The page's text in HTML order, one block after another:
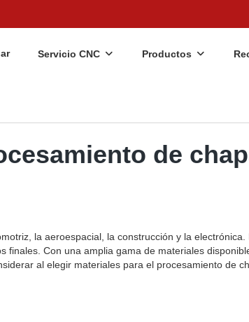
Servicio CNC Productos
de
la aeroespacial, la construcción y la
Con una amplia gama de materiales
al elegir materiales para el procesamiento de